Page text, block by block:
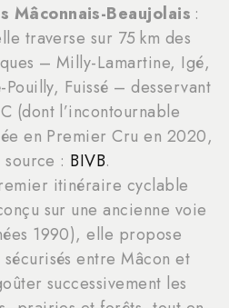
Mâconnais-Beaujolais :
traverse sur 75 km des
– Milly-Lamartine, Igé,
Fuissé – desservant
(dont l’incontournable
en Premier Cru en 2020,
: BIVB.
itinéraire cyclable
sur une ancienne voie
1990), elle propose
entre Mâcon et
successivement les